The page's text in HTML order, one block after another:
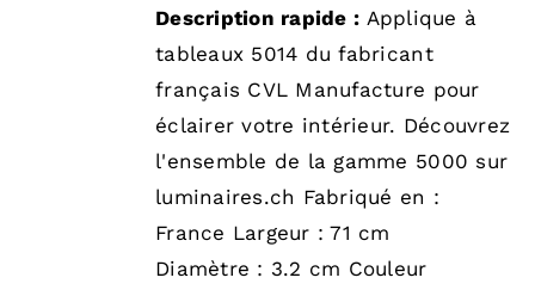
Description rapide : Applique à
tableaux 5014 du fabricant
français CVL Manufacture pour
éclairer votre intérieur. Découvrez
l'ensemble de la gamme 5000 sur
luminaires.ch Fabriqué en :
France Largeur : 71 cm
Diamètre : 3.2 cm Couleur